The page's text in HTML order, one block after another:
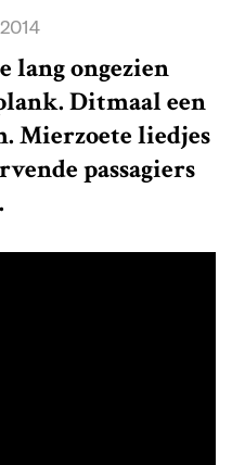
lang ongezien
Ditmaal een
Mierzoete liedjes
passagiers